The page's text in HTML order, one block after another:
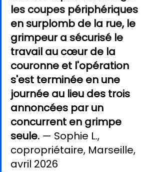
les coupes périphériques
en surplomb de la rue, le
grimpeur a sécurisé le
travail au cœur de la
couronne et l'opération
s'est terminée en une
journée au lieu des trois
annoncées par un
concurrent en grimpe
seule. — Sophie L.,
copropriétaire, Marseille,
avril 2026